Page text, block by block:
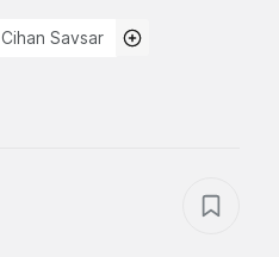
Cihan Savsar